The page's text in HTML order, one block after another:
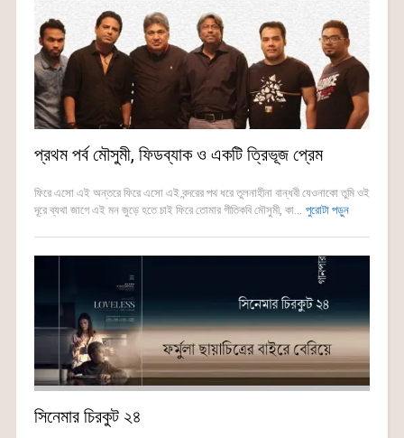
প্রথম পর্ব মৌসুমী, ফিডব্যাক ও একটি ত্রিভূজ প্রেম
ফিরে এসো এই অন্তরে ফিরে এসো এই বন্দরের পথ ধরে তুলনাহীনা বান্ধবী যেওনাকো তুমি ওই
দূরে ব্যথা জাগে এই মন জুড়ে হতে চাই ফিরে তোমার গীতিকবি মৌসুমী, কা... পুরোটা পড়ুন
সিনেমার চিরকুট ২৪